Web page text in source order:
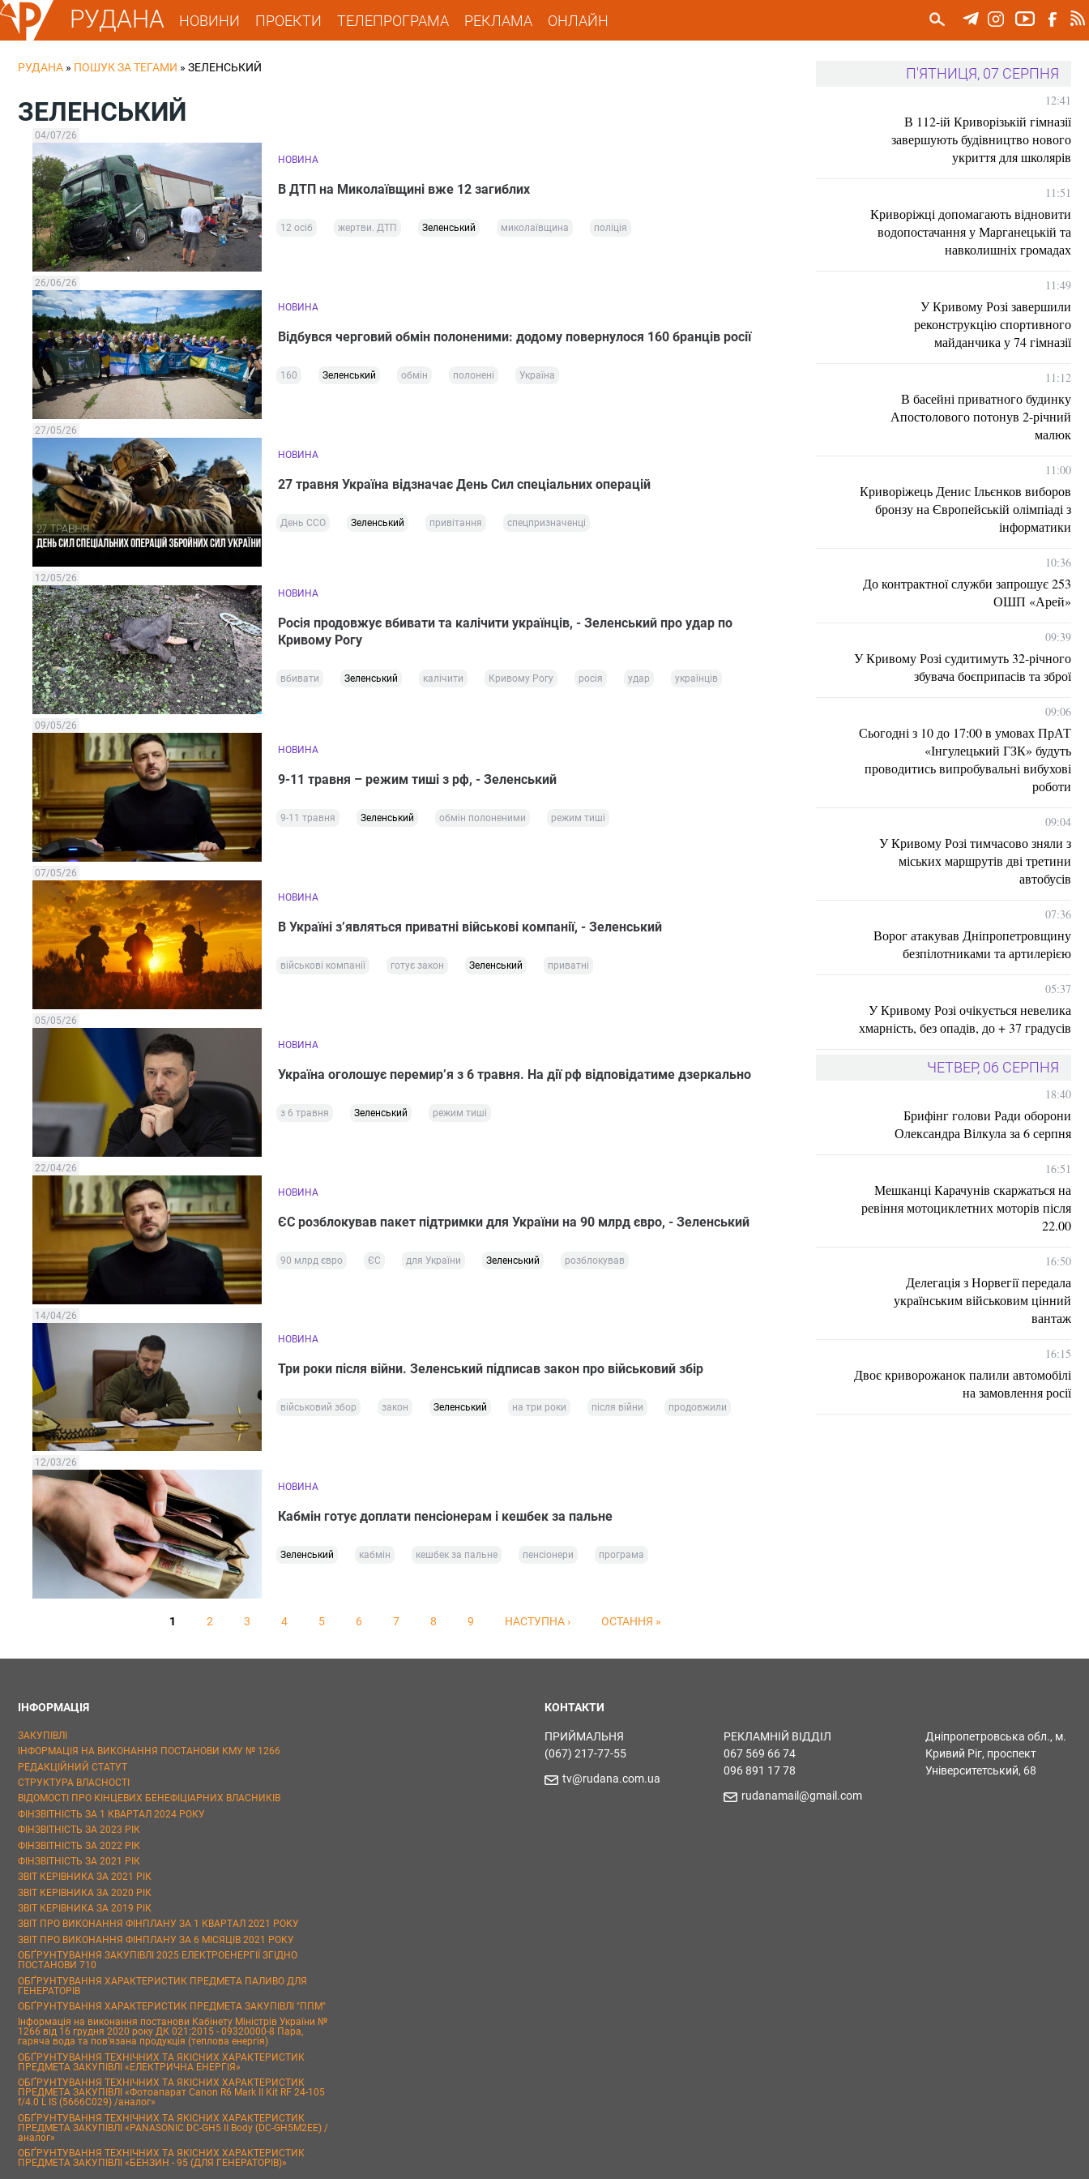
РУДАНА НОВИНИ ПРОЕКТИ ТЕЛЕПРОГРАМА РЕКЛАМА ОНЛАЙН
РУДАНА » ПОШУК ЗА ТЕГАМИ » ЗЕЛЕНСЬКИЙ
ЗЕЛЕНСЬКИЙ
04/07/26
НОВИНА
В ДТП на Миколаївщині вже 12 загиблих
12 осіб жертви. ДТП Зеленський миколаївщина поліція
26/06/26
НОВИНА
Відбувся черговий обмін полоненими: додому повернулося 160 бранців росії
160 Зеленський обмін полонені Україна
27/05/26
НОВИНА
27 травня Україна відзначає День Сил спеціальних операцій
День ССО Зеленський привітання спецпризначенці
12/05/26
НОВИНА
Росія продовжує вбивати та калічити українців, - Зеленський про удар по
Кривому Рогу
вбивати Зеленський калічити Кривому Рогу росія удар українців
09/05/26
НОВИНА
9-11 травня – режим тиші з рф, - Зеленський
9-11 травня Зеленський обмін полоненими режим тиші
07/05/26
НОВИНА
В Україні з’являться приватні військові компанії, - Зеленський
військові компанії готує закон Зеленський приватні
05/05/26
НОВИНА
Україна оголошує перемир’я з 6 травня. На дії рф відповідатиме дзеркально
з 6 травня Зеленський режим тиші
22/04/26
НОВИНА
ЄС розблокував пакет підтримки для України на 90 млрд євро, - Зеленський
90 млрд євро ЄС для України Зеленський розблокував
14/04/26
НОВИНА
Три роки після війни. Зеленський підписав закон про військовий збір
військовий збор закон Зеленський на три роки після війни продовжили
12/03/26
НОВИНА
Кабмін готує доплати пенсіонерам і кешбек за пальне
Зеленський кабмін кешбек за пальне пенсіонери програма
1 2 3 4 5 6 7 8 9 НАСТУПНА › ОСТАННЯ »
П'ЯТНИЦЯ, 07 СЕРПНЯ
12:41
В 112-ій Криворізькій гімназії
завершують будівництво нового
укриття для школярів
11:51
Криворіжці допомагають відновити
водопостачання у Марганецькій та
навколишніх громадах
11:49
У Кривому Розі завершили
реконструкцію спортивного
майданчика у 74 гімназії
11:12
В басейні приватного будинку
Апостолового потонув 2-річний
малюк
11:00
Криворіжець Денис Ільєнков виборов
бронзу на Європейській олімпіаді з
інформатики
10:36
До контрактної служби запрошує 253
ОШП «Арей»
09:39
У Кривому Розі судитимуть 32-річного
збувача боєприпасів та зброї
09:06
Сьогодні з 10 до 17:00 в умовах ПрАТ
«Інгулецький ГЗК» будуть
проводитись випробувальні вибухові
роботи
09:04
У Кривому Розі тимчасово зняли з
міських маршрутів дві третини
автобусів
07:36
Ворог атакував Дніпропетровщину
безпілотниками та артилерією
05:37
У Кривому Розі очікується невелика
хмарність, без опадів, до + 37 градусів
ЧЕТВЕР, 06 СЕРПНЯ
18:40
Брифінг голови Ради оборони
Олександра Вілкула за 6 серпня
16:51
Мешканці Карачунів скаржаться на
ревіння мотоциклетних моторів після
22.00
16:50
Делегація з Норвегії передала
українським військовим цінний
вантаж
16:15
Двоє криворожанок палили автомобілі
на замовлення росії
ІНФОРМАЦІЯ
ЗАКУПІВЛІ
ІНФОРМАЦІЯ НА ВИКОНАННЯ ПОСТАНОВИ КМУ № 1266
РЕДАКЦІЙНИЙ СТАТУТ
СТРУКТУРА ВЛАСНОСТІ
ВІДОМОСТІ ПРО КІНЦЕВИХ БЕНЕФІЦІАРНИХ ВЛАСНИКІВ
ФІНЗВІТНІСТЬ ЗА 1 КВАРТАЛ 2024 РОКУ
ФІНЗВІТНІСТЬ ЗА 2023 РІК
ФІНЗВІТНІСТЬ ЗА 2022 РІК
ФІНЗВІТНІСТЬ ЗА 2021 РІК
ЗВІТ КЕРІВНИКА ЗА 2021 РІК
ЗВІТ КЕРІВНИКА ЗА 2020 РІК
ЗВІТ КЕРІВНИКА ЗА 2019 РІК
ЗВІТ ПРО ВИКОНАННЯ ФІНПЛАНУ ЗА 1 КВАРТАЛ 2021 РОКУ
ЗВІТ ПРО ВИКОНАННЯ ФІНПЛАНУ ЗА 6 МІСЯЦІВ 2021 РОКУ
ОБҐРУНТУВАННЯ ЗАКУПІВЛІ 2025 ЕЛЕКТРОЕНЕРГІЇ ЗГІДНО
ПОСТАНОВИ 710
ОБҐРУНТУВАННЯ ХАРАКТЕРИСТИК ПРЕДМЕТА ПАЛИВО ДЛЯ
ГЕНЕРАТОРІВ
ОБҐРУНТУВАННЯ ХАРАКТЕРИСТИК ПРЕДМЕТА ЗАКУПІВЛІ "ППМ"
Інформація на виконання постанови Кабінету Міністрів України №
1266 від 16 грудня 2020 року ДК 021:2015 - 09320000-8 Пара,
гаряча вода та пов’язана продукція (теплова енергія)
ОБҐРУНТУВАННЯ ТЕХНІЧНИХ ТА ЯКІСНИХ ХАРАКТЕРИСТИК
ПРЕДМЕТА ЗАКУПІВЛІ «ЕЛЕКТРИЧНА ЕНЕРГІЯ»
ОБҐРУНТУВАННЯ ТЕХНІЧНИХ ТА ЯКІСНИХ ХАРАКТЕРИСТИК
ПРЕДМЕТА ЗАКУПІВЛІ «Фотоапарат Canon R6 Mark II Kit RF 24-105
f/4.0 L IS (5666C029) /аналог»
ОБҐРУНТУВАННЯ ТЕХНІЧНИХ ТА ЯКІСНИХ ХАРАКТЕРИСТИК
ПРЕДМЕТА ЗАКУПІВЛІ «PANASONIC DC-GH5 II Body (DC-GH5M2EE) /
аналог»
ОБҐРУНТУВАННЯ ТЕХНІЧНИХ ТА ЯКІСНИХ ХАРАКТЕРИСТИК
ПРЕДМЕТА ЗАКУПІВЛІ «БЕНЗИН - 95 (ДЛЯ ГЕНЕРАТОРІВ)»
КОНТАКТИ
ПРИЙМАЛЬНЯ
(067) 217-77-55
tv@rudana.com.ua
РЕКЛАМНІЙ ВІДДІЛ
067 569 66 74
096 891 17 78
rudanamail@gmail.com
Дніпропетровська обл., м.
Кривий Ріг, проспект
Університетський, 68